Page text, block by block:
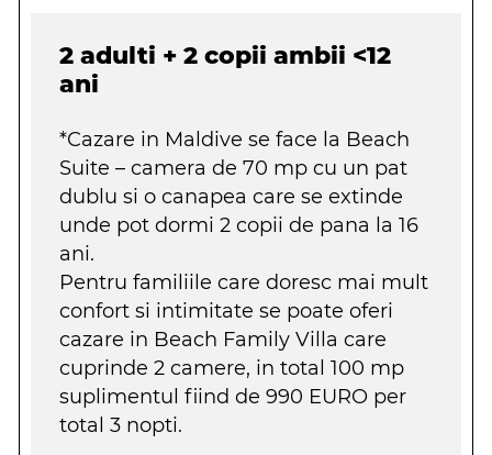
2 adulti + 2 copii ambii <12
ani
*Cazare in Maldive se face la Beach
Suite – camera de 70 mp cu un pat
dublu si o canapea care se extinde
unde pot dormi 2 copii de pana la 16
ani.
Pentru familiile care doresc mai mult
confort si intimitate se poate oferi
cazare in Beach Family Villa care
cuprinde 2 camere, in total 100 mp
suplimentul fiind de 990 EURO per
total 3 nopti.